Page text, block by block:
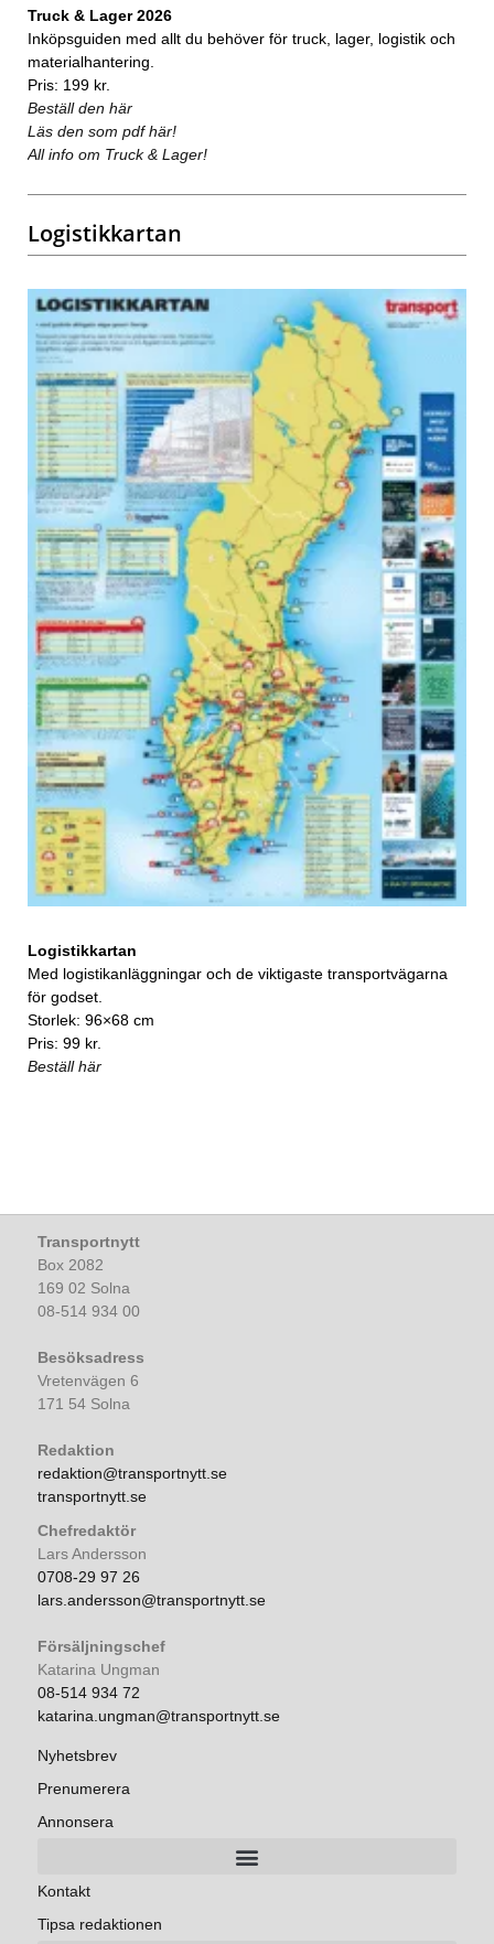
Truck & Lager 2026
Inköpsguiden med allt du behöver för truck, lager, logistik och
materialhantering.
Pris: 199 kr.
Beställ den här
Läs den som pdf här!
All info om Truck & Lager!
Logistikkartan
Logistikkartan
Med logistikanläggningar och de viktigaste transportvägarna
för godset.
Storlek: 96×68 cm
Pris: 99 kr.
Beställ här
Transportnytt
Box 2082
169 02 Solna
08-514 934 00
Besöksadress
Vretenvägen 6
171 54 Solna
Redaktion
redaktion@transportnytt.se
transportnytt.se
Chefredaktör
Lars Andersson
0708-29 97 26
lars.andersson@transportnytt.se
Försäljningschef
Katarina Ungman
08-514 934 72
katarina.ungman@transportnytt.se
Nyhetsbrev
Prenumerera
Annonsera
Kontakt
Tipsa redaktionen